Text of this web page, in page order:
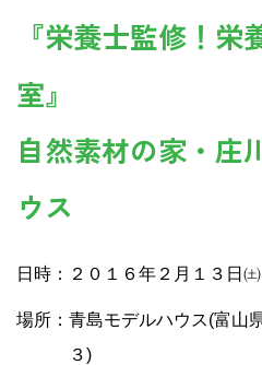
『栄養士監修！
室』
自然素材の家・庄
ウス
日時：２０１６年２月１３日
場所：青島モデルハウス(富山
３)